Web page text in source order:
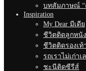
บทสัมภาษณ์
Inspiration
My Dear มีเดีย
ชีวิตติดลูกหนัง
ชีวิตติดรองเท้
รถเราไม่เก่าเ
ชะนีติดซีรีส์